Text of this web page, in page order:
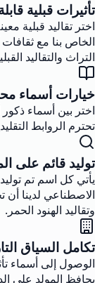
تأثيرات قبلية
اختر تقاليد قبلية
الخاص بنا مع
التراث والتقاليد
خيارات أسماء
اختر بين أسماء
تحترم الروابط
توليد قائم على
يأتي كل اسم تم
الاصطناعي لدينا
وتقاليد الهنود الحمر.
تكامل السياق
الوصول إلى أسماء
يحافظ المولد على